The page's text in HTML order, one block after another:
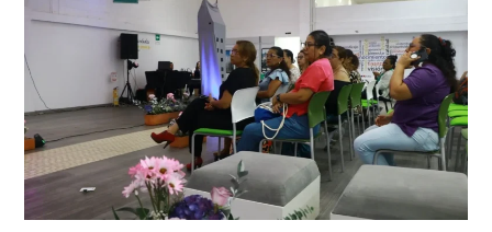
Medellín:
un
nuevo
capítulo
para
90
Beneficiarios